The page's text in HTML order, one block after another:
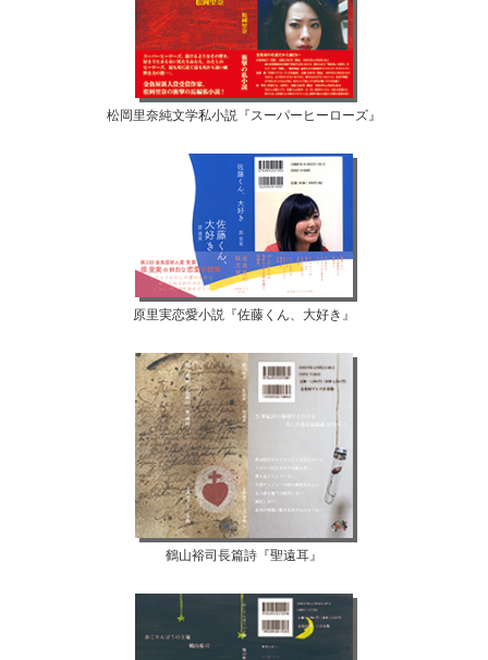
松岡里奈純文学私小説『スーパーヒーローズ』
原里実恋愛小説『佐藤くん、大好き』
鶴山裕司長篇詩『聖遠耳』